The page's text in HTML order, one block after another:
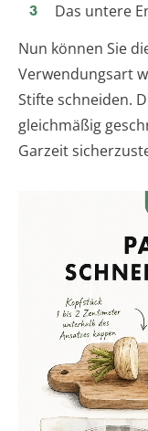
Das untere
Nun können Sie
Verwendungsart
Stifte schneiden.
gleichmäßig
Garzeit